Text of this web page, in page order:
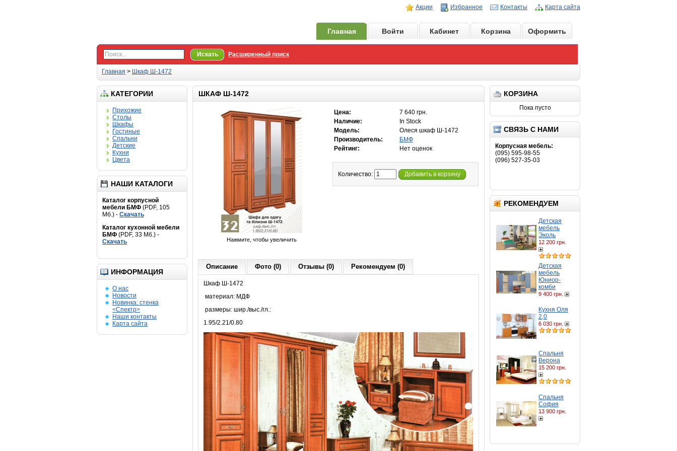
Акции Избранное Контакты Карта сайта
Главная Войти Кабинет Корзина Оформить
Искать Расширенный поиск
Главная > Шкаф Ш-1472
КАТЕГОРИИ
Прихожие
Столы
Шкафы
Гостиные
Спальни
Детские
Кухни
Цвета
НАШИ КАТАЛОГИ
Каталог корпусной
мебели БМФ (PDF, 105
Мб.) - Скачать
Каталог кухонной мебели
БМФ (PDF, 33 Мб.) -
Скачать
ИНФОРМАЦИЯ
О нас
Новости
Новинка: стенка
<Спектр>
Наши контакты
Карта сайта
КОРЗИНА
Пока пусто
СВЯЗЬ С НАМИ
Корпусная мебель:
(095) 595-98-55
(096) 527-35-03
РЕКОМЕНДУЕМ
Детская
мебель
Эколь
12 200 грн.
Детская
мебель
Юниор-
комби
9 400 грн.
Кухня Оля
2,0
6 030 грн.
Спальня
Верона
15 200 грн.
Спальня
София
13 900 грн.
ШКАФ Ш-1472
Нажмите, чтобы увеличить
Цена:
7 640 грн.
Наличие:
In Stock
Модель:
Олеся шкаф Ш-1472
Производитель:
БМФ
Рейтинг:
Нет оценок
Количество: Добавить в корзину
Описание Фото (0) Отзывы (0) Рекомендуем (0)
Шкаф Ш-1472
материал: МДФ
размеры: шир./выс./гл.:
1.95/2.21/0.80